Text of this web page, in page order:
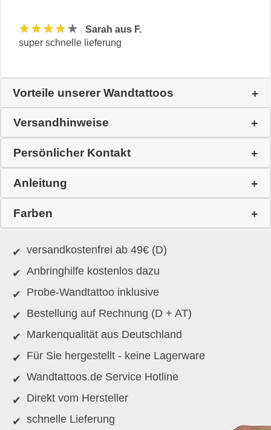
★★★★★
Sarah aus F.
super schnelle lieferung
Vorteile unserer Wandtattoos
Versandhinweise
Persönlicher Kontakt
Anleitung
Farben
versandkostenfrei ab 49€ (D)
Anbringhilfe kostenlos dazu
Probe-Wandtattoo inklusive
Bestellung auf Rechnung (D + AT)
Markenqualität aus Deutschland
Für Sie hergestellt - keine Lagerware
Wandtattoos.de Service Hotline
Direkt vom Hersteller
schnelle Lieferung